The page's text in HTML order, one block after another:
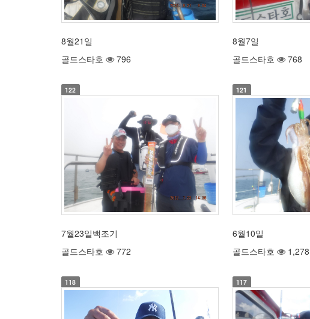
8월21일
골드스타호
796
8월7일
골드스타호
768
122
7월23일백조기
골드스타호
772
121
6월10일
골드스타호
1,278
118 117